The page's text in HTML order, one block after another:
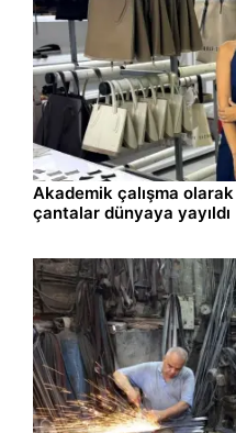
Ekonomi 09.08.2026 10:10
Akademik çalışma olarak
çantalar dünyaya yayıldı